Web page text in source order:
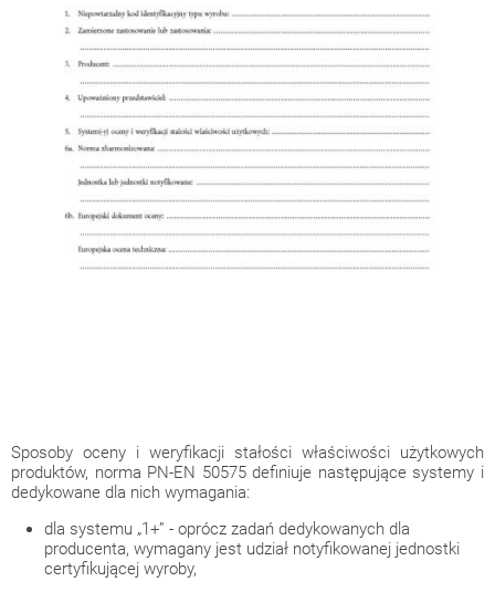
Sposoby oceny i weryfikacji stałości właściwości użytkowych
produktów, norma PN-EN 50575 definiuje następujące systemy i
dedykowane dla nich wymagania:
dla systemu „1+” - oprócz zadań dedykowanych dla
producenta, wymagany jest udział notyfikowanej jednostki
certyfikującej wyroby,